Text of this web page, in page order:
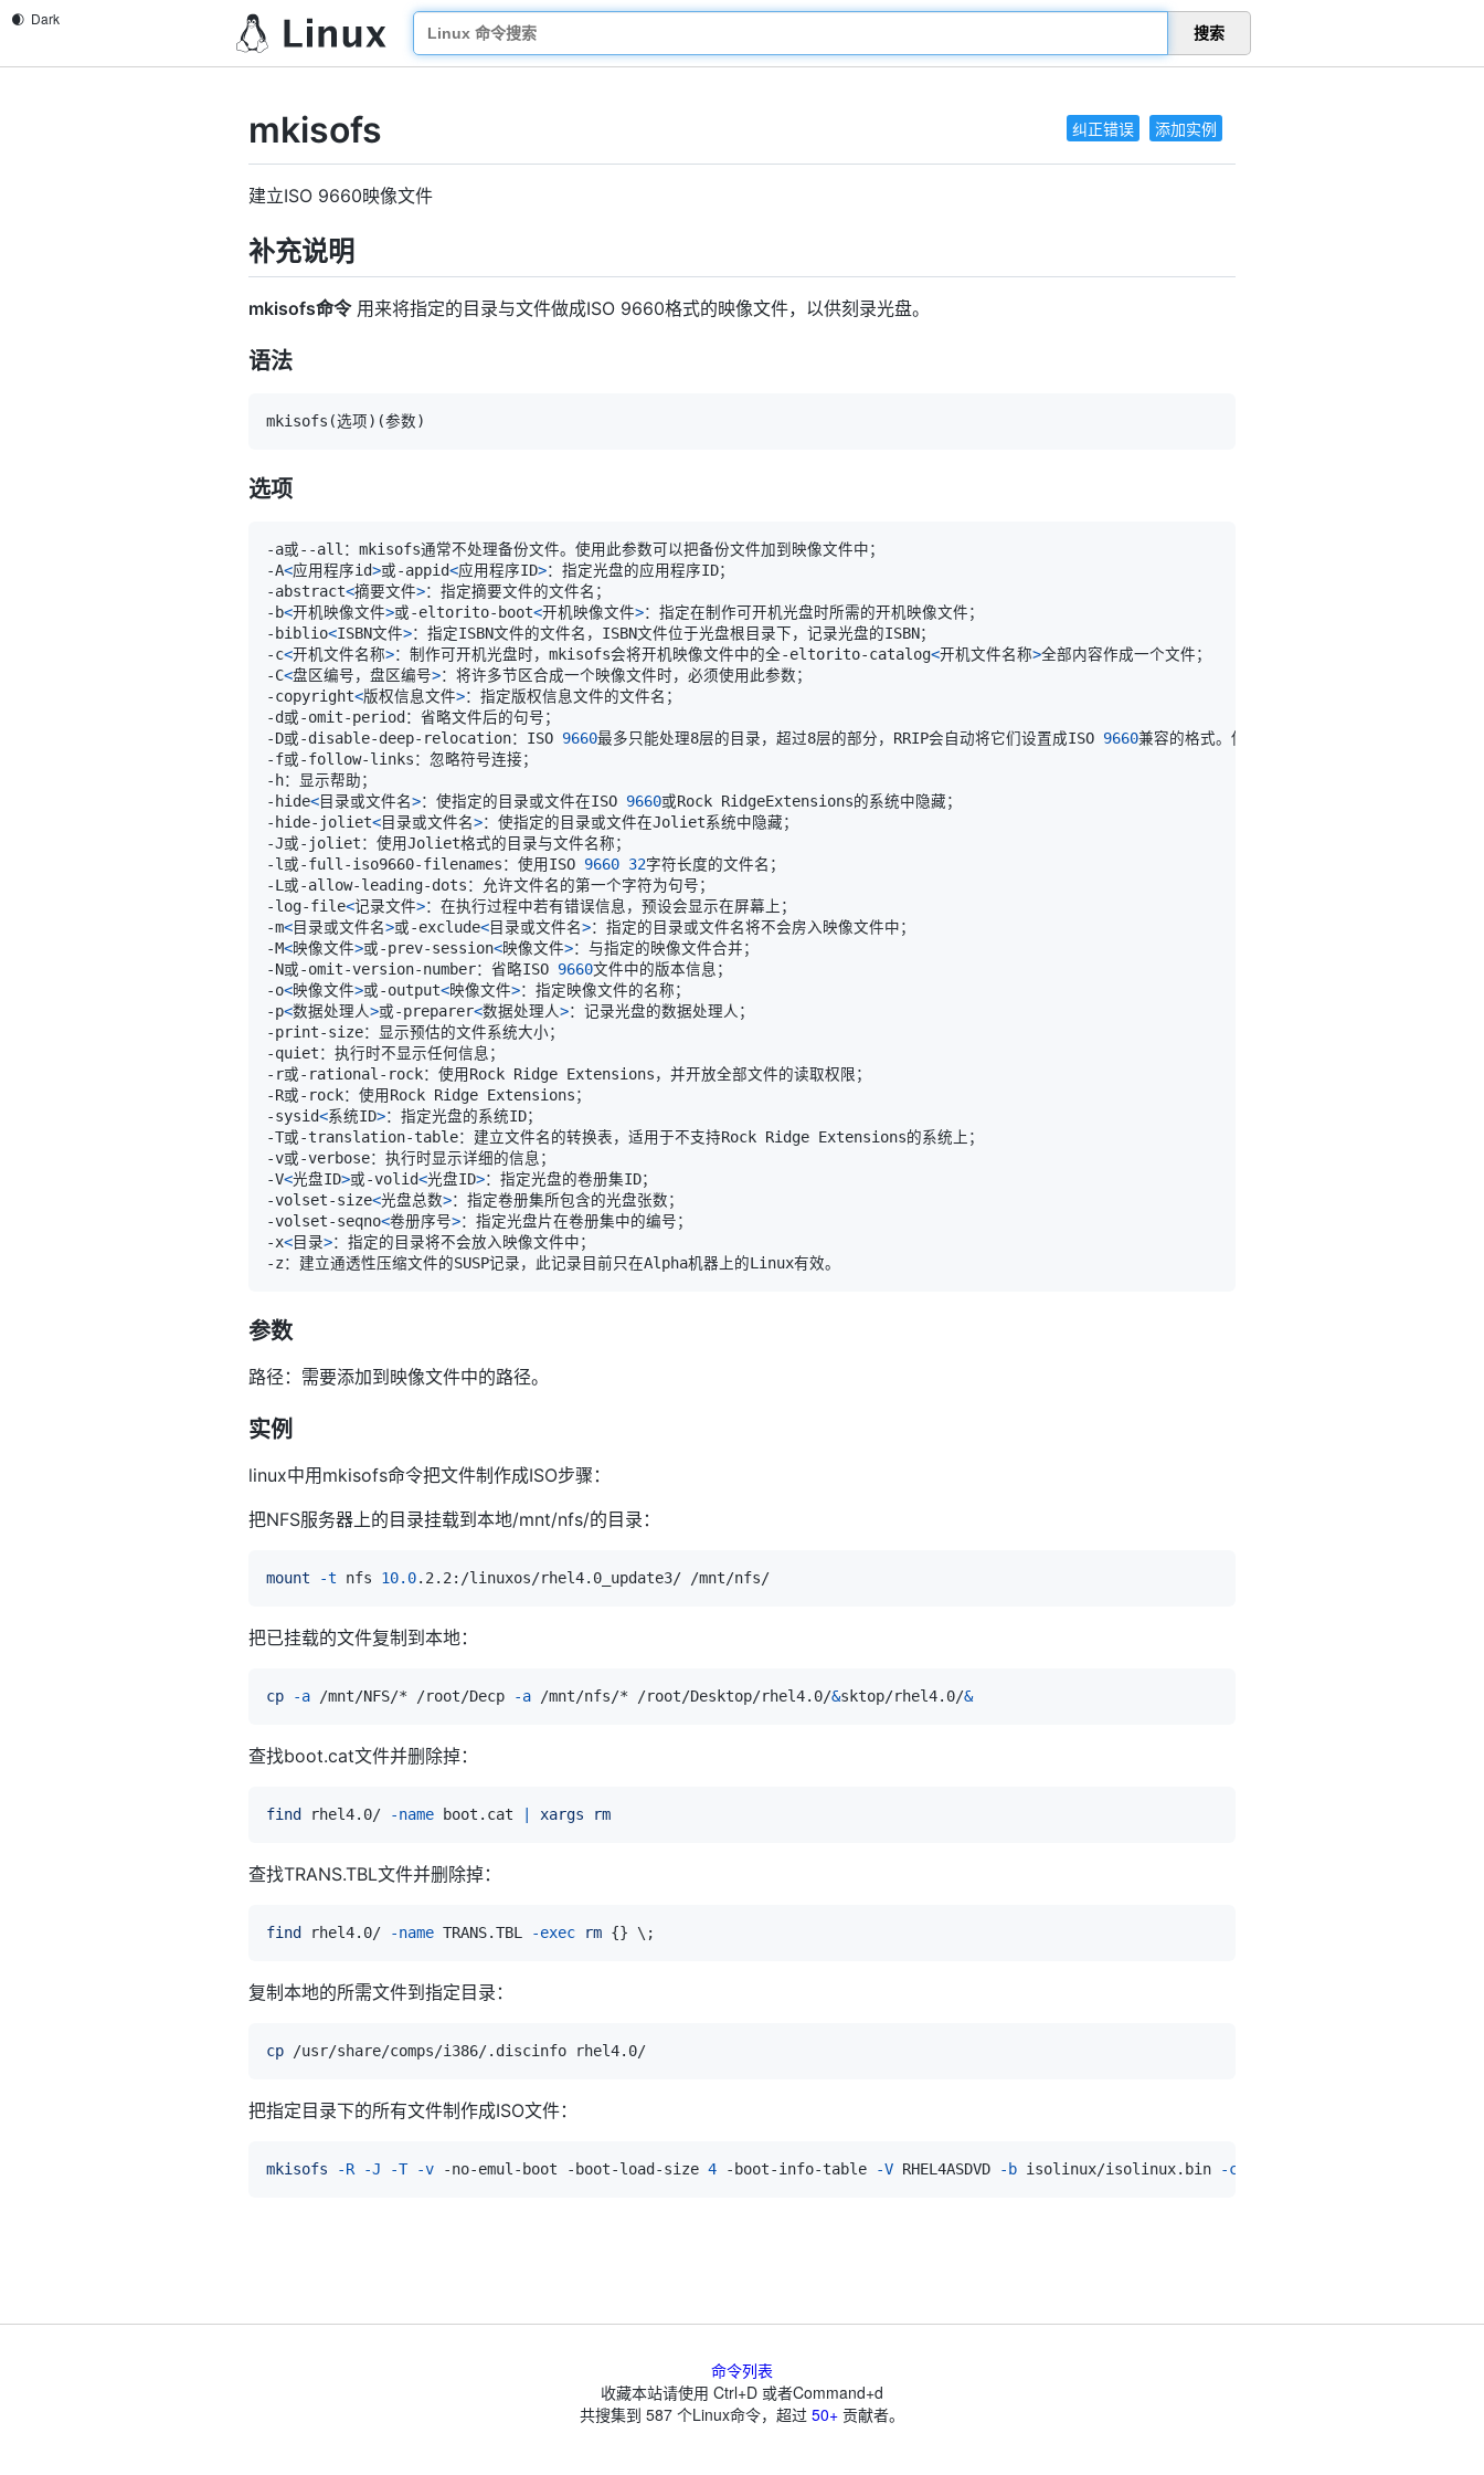
搜索
纠正错误 添加实例
mkisofs
建立ISO 9660映像文件
补充说明
mkisofs命令用来将指定的目录与文件做成ISO 9660格式的映像文件，以供刻录光盘。
语法
mkisofs (选项) (参数)
选项
-A<应用程序id>或-appid<应用程序ID>
-abstract<摘要文件>
-b<开机映像文件>或-eltorito-boot<开机映像文件>
-biblio<ISBN文件>
-c<开机文件名称>：制作可开机光盘时，mkisofs会将开机映像文件中的全-eltorito-catalog<开机文件名称>
-C<盘区编号，盘区编号>
-copyright<版权信息文件>
-D或-disable-deep-relocation：ISO 9660最多只能处理8层的目录，超过8层的部分，RRIP会自动将它们设置成ISO 9660
-hide<目录或文件名>：使指定的目录或文件在ISO 9660
-hide-joliet<目录或文件名>
-l或-full-iso9660-filenames：使用ISO 9660 32
-log-file<记录文件>
-m<目录或文件名>或-exclude<目录或文件名>
-M<映像文件>或-prev-session<映像文件>
-N或-omit-version-number：省略ISO 9660
-o<映像文件>或-output<映像文件>
-p<数据处理人>或-preparer<数据处理人>
-sysid<系统ID>
-V<光盘ID>或-volid<光盘ID>
-volset-size<光盘总数>
-volset-seqno<卷册序号>
-x<目录>
参数
路径：需要添加到映像文件中的路径。
实例
linux中用mkisofs命令把文件制作成ISO步骤：
把NFS服务器上的目录挂载到本地/mnt/nfs/的目录：
mount -t nfs 10.0
把已挂载的文件复制到本地：
cp -a /mnt/NFS/* /root/Decp -a /mnt/nfs/* /root/Desktop/rhel4.0/&sktop/rhel4.0/&
查找boot.cat文件并删除掉：
find rhel4.0/ -name boot.cat xargs rm
查找TRANS.TBL文件并删除掉：
find rhel4.0/ -name TRANS.TBL -exec rm {} \ ;
复制本地的所需文件到指定目录：
cp
把指定目录下的所有文件制作成ISO文件：
mkisofs -R -J -T -v -no-emul-boot -boot-load-size 4 -boot-info-table -V RHEL4ASDVD -b isolinux/isolinux.bin -c
命令列表
收藏本站请使用 Ctrl+D 或者Command+d
共搜集到 587 个Linux命令，超过 50+ 贡献者。